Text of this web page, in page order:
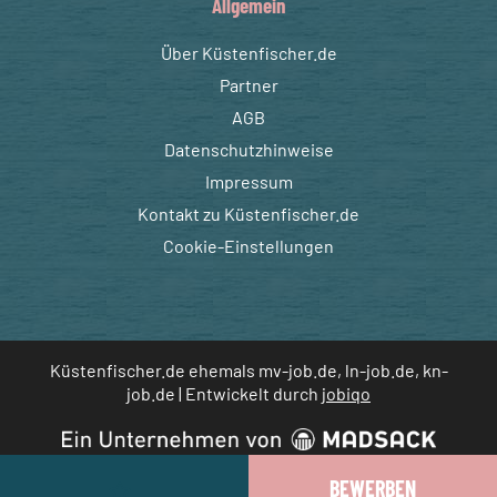
BEWERBEN
Allgemein
Über Küstenfischer.de
Partner
AGB
Datenschutzhinweise
Impressum
Kontakt zu Küstenfischer.de
Cookie-Einstellungen
Küstenfischer.de ehemals mv-job.de, ln-job.de, kn-
job.de | Entwickelt durch jobiqo